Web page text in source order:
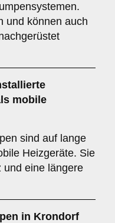
und können auch
mobile
sind auf lange
Heizgeräte. Sie
und eine längere
in Krondorf